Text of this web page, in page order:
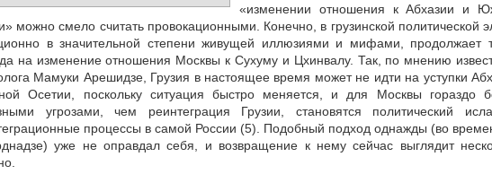
«изменении отношения к Абхазии и
можно смело считать провокационными. Конечно, в грузинской политической
в значительной степени живущей иллюзиями и мифами, продолжает
на изменение отношения Москвы к Сухуму и Цхинвалу. Так, по мнению
Мамуки Арешидзе, Грузия в настоящее время может не идти на уступки
Осетии, поскольку ситуация быстро меняется, и для Москвы гораздо
угрозами, чем реинтеграция Грузии, становятся политический
процессы в самой России (5). Подобный подход однажды (во
уже не оправдал себя, и возвращение к нему сейчас выглядит